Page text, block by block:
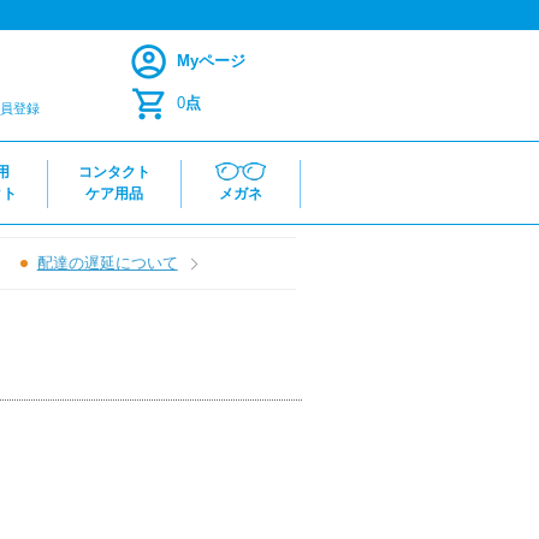
登録
Myページ
0点
コンタクト
ケア用品
メガネ
配達の遅延について